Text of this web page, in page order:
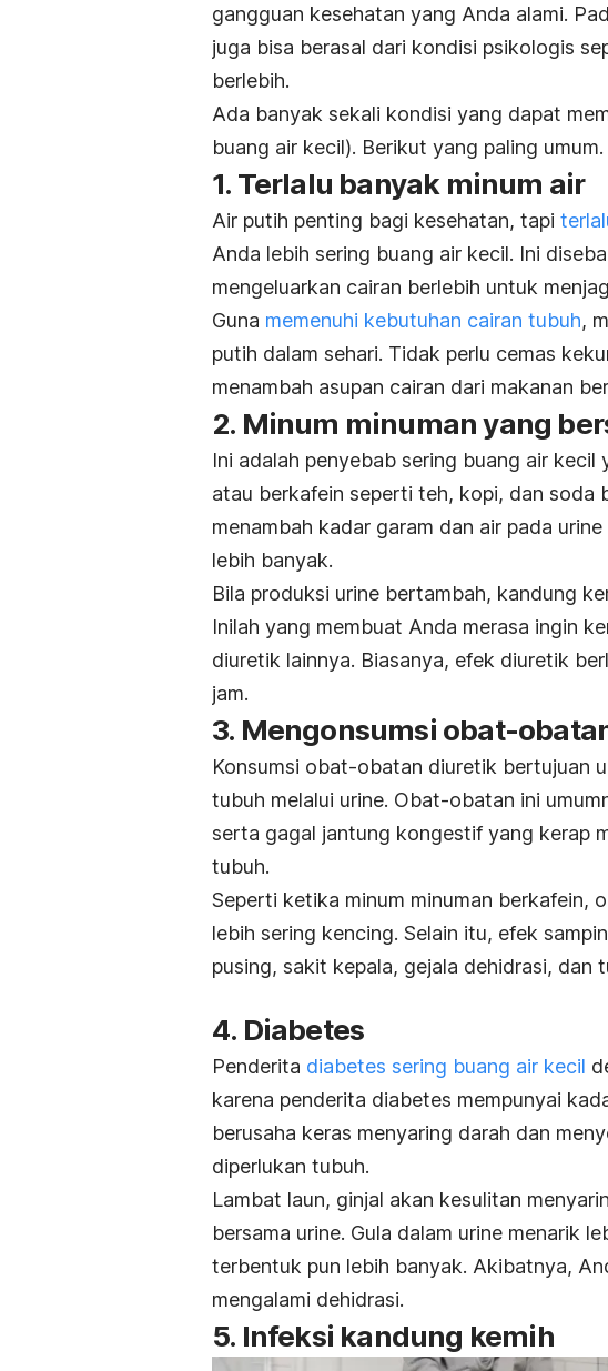
gangguan kesehatan yang Anda alami.
juga bisa berasal dari kondisi psikologis
berlebih.
Ada banyak sekali kondisi yang dapat
buang air kecil). Berikut yang paling umum.
1. Terlalu banyak minum air
Air putih penting bagi kesehatan, tapi
Anda lebih sering buang air kecil. Ini
mengeluarkan cairan berlebih untuk
Guna memenuhi kebutuhan cairan tubuh,
putih dalam sehari. Tidak perlu cemas
menambah asupan cairan dari makanan
2. Minum minuman yang
Ini adalah penyebab sering buang air
atau berkafein seperti teh, kopi, dan soda
menambah kadar garam dan air pada
lebih banyak.
Bila produksi urine bertambah, kandung
Inilah yang membuat Anda merasa ingin
diuretik lainnya. Biasanya, efek diuretik
jam.
3. Mengonsumsi obat-
Konsumsi obat-obatan diuretik bertujuan
tubuh melalui urine. Obat-obatan ini
serta gagal jantung kongestif yang kerap
tubuh.
Seperti ketika minum minuman berkafein,
lebih sering kencing. Selain itu, efek
pusing, sakit kepala, gejala dehidrasi, dan
4. Diabetes
Penderita diabetes sering buang air kecil
karena penderita diabetes mempunyai
berusaha keras menyaring darah dan
diperlukan tubuh.
Lambat laun, ginjal akan kesulitan
bersama urine. Gula dalam urine menarik
terbentuk pun lebih banyak. Akibatnya,
mengalami dehidrasi.
5. Infeksi kandung kemih